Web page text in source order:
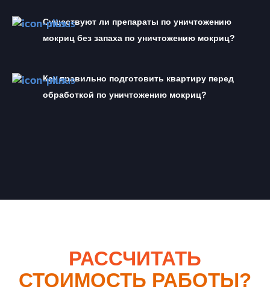
Существуют ли препараты по уничтожению
мокриц без запаха по уничтожению мокриц?
Как правильно подготовить квартиру перед
обработкой по уничтожению мокриц?
РАССЧИТАТЬ
СТОИМОСТЬ РАБОТЫ?